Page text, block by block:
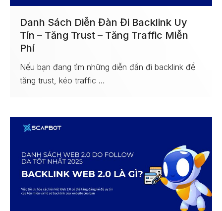
Danh Sách Diễn Đàn Đi Backlink Uy
Tín – Tăng Trust – Tăng Traffic Miễn
Phí
Nếu bạn đang tìm những diễn đần đi backlink để
tăng trust, kéo traffic …